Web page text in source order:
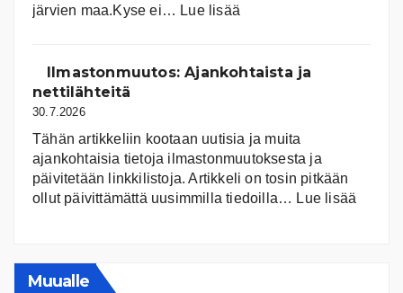
järvien maa.Kyse ei… Lue lisää
ja
Ilmastonmuutos: Ajankohtaista ja
nettilähteitä
30.7.2026
Tähän artikkeliin kootaan uutisia ja muita
ajankohtaisia tietoja ilmastonmuutoksesta ja
päivitetään linkkilistoja. Artikkeli on tosin pitkään
ollut päivittämättä uusimmilla tiedoilla… Lue lisää
Muualle